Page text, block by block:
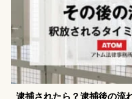
逮捕されたら？逮捕後の流